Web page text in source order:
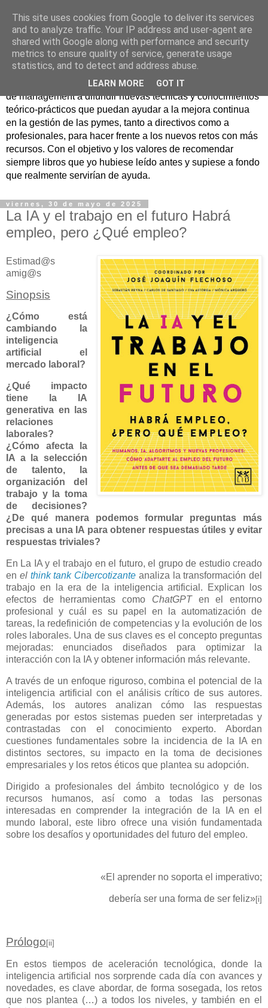
Nuevo Viernes - Nuevo
Libro
Nace con la misión de ayudar mediante la lectura de libros
de management a difundir nuevas técnicas y conocimientos
teórico-prácticos que puedan ayudar a la mejora continua
en la gestión de las pymes, tanto a directivos como a
profesionales, para hacer frente a los nuevos retos con más
recursos. Con el objetivo y los valores de recomendar
siempre libros que yo hubiese leído antes y supiese a fondo
que realmente servirían de ayuda.
viernes, 30 de mayo de 2025
La IA y el trabajo en el futuro Habrá
empleo, pero ¿Qué empleo?
Estimad@s
amig@s
Sinopsis
¿Cómo está
cambiando la
inteligencia
artificial el
mercado laboral?
¿Qué impacto
tiene la IA
generativa en las
relaciones
laborales?
¿Cómo afecta la
IA a la selección
de talento, la
organización del
trabajo y la toma
de decisiones?
¿De qué manera podemos formular preguntas más
precisas a una IA para obtener respuestas útiles y evitar
respuestas triviales?
En La IA y el trabajo en el futuro, el grupo de estudio creado
en el think tank Cibercotizante analiza la transformación del
trabajo en la era de la inteligencia artificial. Explican los
efectos de herramientas como ChatGPT en el entorno
profesional y cuál es su papel en la automatización de
tareas, la redefinición de competencias y la evolución de los
roles laborales. Una de sus claves es el concepto preguntas
mejoradas: enunciados diseñados para optimizar la
interacción con la IA y obtener información más relevante.
A través de un enfoque riguroso, combina el potencial de la
inteligencia artificial con el análisis crítico de sus autores.
Además, los autores analizan cómo las respuestas
generadas por estos sistemas pueden ser interpretadas y
contrastadas con el conocimiento experto. Abordan
cuestiones fundamentales sobre la incidencia de la IA en
distintos sectores, su impacto en la toma de decisiones
empresariales y los retos éticos que plantea su adopción.
Dirigido a profesionales del ámbito tecnológico y de los
recursos humanos, así como a todas las personas
interesadas en comprender la integración de la IA en el
mundo laboral, este libro ofrece una visión fundamentada
sobre los desafíos y oportunidades del futuro del empleo.
«El aprender no soporta el imperativo;
debería ser una forma de ser feliz»[i]
Prólogo [ii]
En estos tiempos de aceleración tecnológica, donde la
inteligencia artificial nos sorprende cada día con avances y
novedades, es clave abordar, de forma sosegada, los retos
que nos plantea (…) a todos los niveles, y también en el
This site uses cookies from Google to deliver its services
and to analyze traffic. Your IP address and user-agent are
shared with Google along with performance and security
metrics to ensure quality of service, generate usage
statistics, and to detect and address abuse.
LEARN MORE GOT IT